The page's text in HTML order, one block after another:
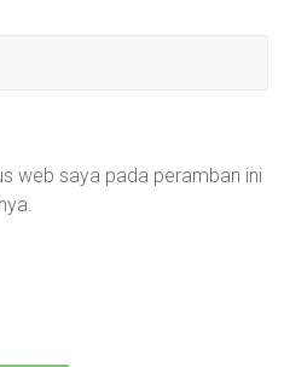
web saya pada peramban ini